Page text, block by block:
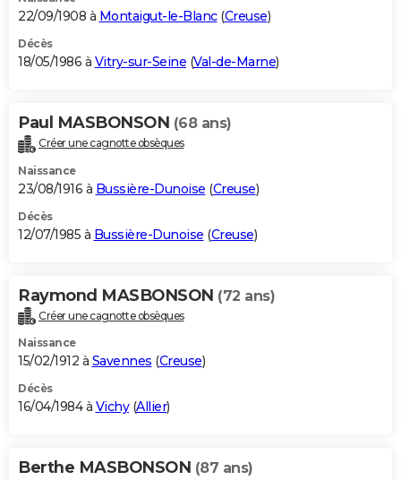
22/09/1908 à Montaigut-le-Blanc(Creuse)
Décès
18/05/1986 à Vitry-sur-Seine (Val-de-Marne)
Paul MASBONSON (68 ans)
Créer une cagnotte obsèques
Naissance
23/08/1916 à Bussière-Dunoise (Creuse)
Décès
12/07/1985 à Bussière-Dunoise (Creuse)
Raymond MASBONSON (72 ans)
Créer une cagnotte obsèques
Naissance
15/02/1912 à Savennes (Creuse)
Décès
16/04/1984 à Vichy(Allier)
Berthe MASBONSON (87 ans)